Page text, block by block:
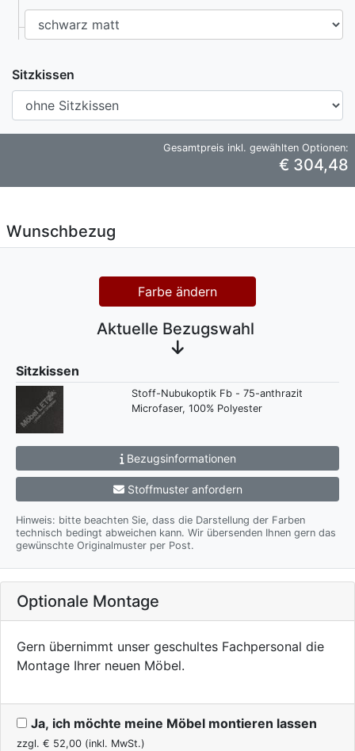
Sitzkissen
Gesamtpreis inkl. gewählten Optionen:
€ 304,48
Wunschbezug
Farbe ändern
Aktuelle Bezugswahl
Sitzkissen
Stoff-Nubukoptik Fb - 75-anthrazit
Microfaser, 100% Polyester
Bezugsinformationen
Stoffmuster anfordern
Hinweis: bitte beachten Sie, dass die Darstellung der Farben
technisch bedingt abweichen kann. Wir übersenden Ihnen gern das
gewünschte Originalmuster per Post.
Optionale Montage
Gern übernimmt unser geschultes Fachpersonal die
Montage Ihrer neuen Möbel.
Ja, ich möchte meine Möbel montieren lassen
zzgl. € 52,00 (inkl. MwSt.)